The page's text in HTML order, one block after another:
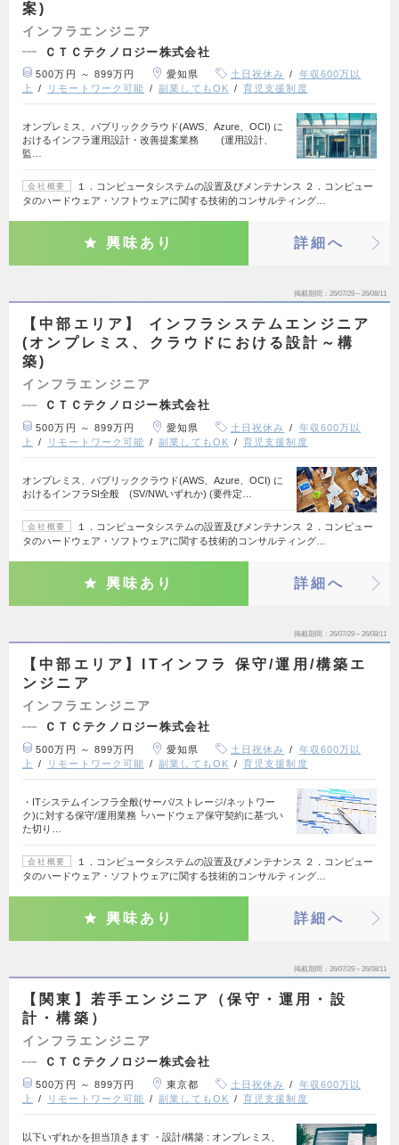
案)
インフラエンジニア
ＣＴＣテクノロジー株式会社
500万円 ～ 899万円 愛知県 土日祝休み
年収600万以
上
リモートワーク可能 副業してもOK 育児支援制度
オンプレミス、パブリッククラウド(AWS、Azure、OCI) に
おけるインフラ運用設計・改善提案業務 (運用設計、
監…
会社概要
１．コンピュータシステムの設置及びメンテナンス ２．コンピュー
タのハードウェア・ソフトウェアに関する技術的コンサルティング…
興味あり 詳細へ
掲載期間 26/07/29～26/08/11
【中部エリア】 インフラシステムエンジニア
(オンプレミス、クラウドにおける設計～構
築)
インフラエンジニア
ＣＴＣテクノロジー株式会社
500万円 ～ 899万円 愛知県 土日祝休み
年収600万以
上
リモートワーク可能 副業してもOK 育児支援制度
オンプレミス、パブリッククラウド(AWS、Azure、OCI) に
おけるインフラSI全般 (SV/NWいずれか) (要件定…
会社概要
１．コンピュータシステムの設置及びメンテナンス ２．コンピュー
タのハードウェア・ソフトウェアに関する技術的コンサルティング…
興味あり 詳細へ
掲載期間 26/07/29～26/08/11
【中部エリア】ITインフラ 保守/運用/構築エ
ンジニア
インフラエンジニア
ＣＴＣテクノロジー株式会社
500万円 ～ 899万円 愛知県 土日祝休み
年収600万以
上
リモートワーク可能 副業してもOK 育児支援制度
・ITシステムインフラ全般(サーバ/ストレージ/ネットワー
ク)に対する保守/運用業務 └ハードウェア保守契約に基づい
た切り…
会社概要
１．コンピュータシステムの設置及びメンテナンス ２．コンピュー
タのハードウェア・ソフトウェアに関する技術的コンサルティング…
興味あり 詳細へ
掲載期間 26/07/29～26/08/11
【関東】若手エンジニア（保守・運用・設
計・構築）
インフラエンジニア
ＣＴＣテクノロジー株式会社
500万円 ～ 899万円 東京都 土日祝休み
年収600万以
上
リモートワーク可能 副業してもOK 育児支援制度
以下いずれかを担当頂きます ・設計/構築 : オンプレミス、